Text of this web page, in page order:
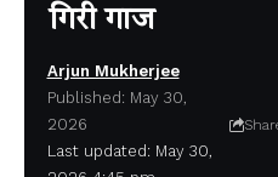
गिरी गाज
Last updated: May 30,
Arjun Mukherjee
Published: May 30,
2026